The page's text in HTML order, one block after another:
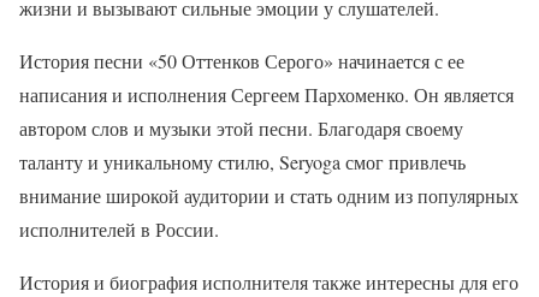
жизни и вызывают сильные эмоции у слушателей.
История песни «50 Оттенков Серого» начинается с ее
написания и исполнения Сергеем Пархоменко. Он является
автором слов и музыки этой песни. Благодаря своему
таланту и уникальному стилю, Seryoga смог привлечь
внимание широкой аудитории и стать одним из популярных
исполнителей в России.
История и биография исполнителя также интересны для его